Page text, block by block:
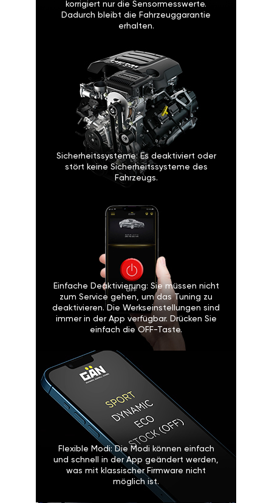
korrigiert nur die Sensormesswerte.
Dadurch bleibt die Fahrzeuggarantie
erhalten.
Sicherheitssysteme: Es deaktiviert oder
stört keine Sicherheitssysteme des
Fahrzeugs.
Einfache Deaktivierung: Sie müssen nicht
zum Service gehen, um das Tuning zu
deaktivieren. Die Werkseinstellungen sind
immer in der App verfügbar. Drücken Sie
einfach die OFF-Taste.
Flexible Modi: Die Modi können einfach
und schnell in der App geändert werden,
was mit klassischer Firmware nicht
möglich ist.